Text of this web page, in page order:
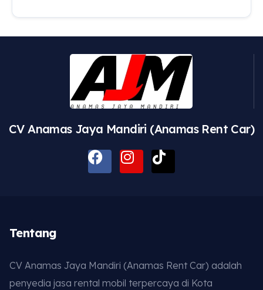
CV Anamas Jaya Mandiri (Anamas Rent Car)
Tentang
CV Anamas Jaya Mandiri (Anamas Rent Car) adalah
penyedia jasa rental mobil terpercaya di Kota